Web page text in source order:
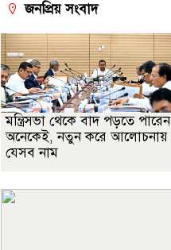
জনপ্রিয় সংবাদ
মন্ত্রিসভা থেকে বাদ পড়তে পারেন
অনেকেই, নতুন করে আলোচনায়
যেসব নাম